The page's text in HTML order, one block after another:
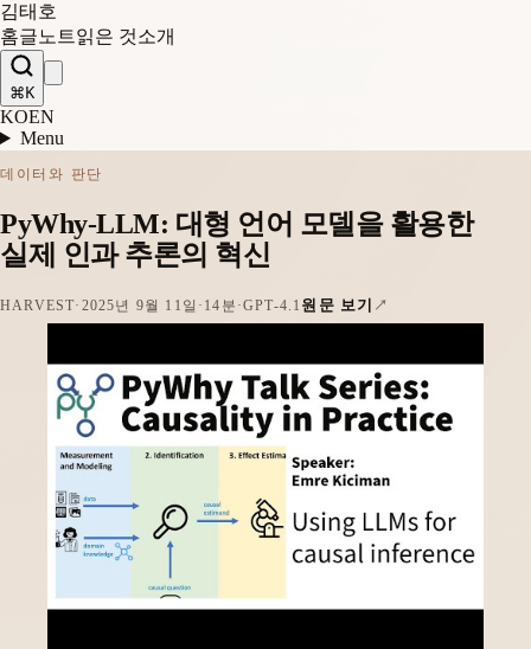
김태호
홈글 노트읽은 것소개
⌘K
KOEN
Menu
데이터와 판단
PyWhy-LLM: 대형 언어 모델을 활용한
실제 인과 추론의 혁신
HARVEST· 2025년 9월 11일 · 14분 ·GPT-4.1 원문 보기